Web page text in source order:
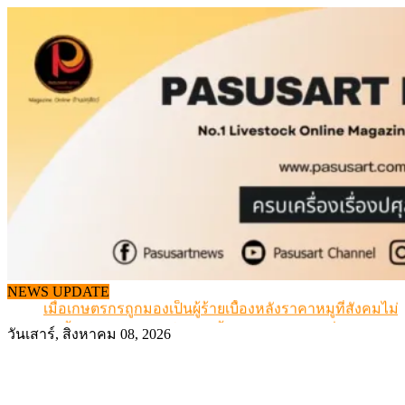
content
NEWS UPDATE
สกัดลักลอบนำเข้าเอ็นโคแช่แข็งกว่า 12.6 ตัน สมุทรสาคร
เมื่อเกษตรกรถูกมองเป็นผู้ร้ายเบื้องหลังราคาหมูที่สังคมไม่
สุดอั้น! ไข่ไก่หน้าฟาร์มปรับขึ้นอีก 6 บาท/แผง เริ่ม 7 ส.ค.69
วันเสาร์, สิงหาคม 08, 2026